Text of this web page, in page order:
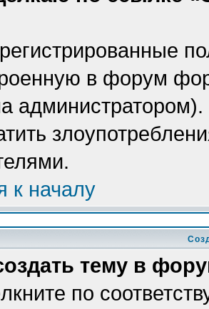
в форум
к началу
тему в
по